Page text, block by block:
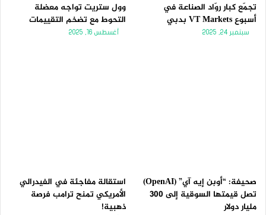
تجمّع كبار روّاد الصناعة في
أسبوع VT Markets بدبي
سبتمبر 24, 2025
وول ستريت تواجه معضلة
التحوط مع تضخم التقييمات
أغسطس 16, 2025
صحيفة: “أوبن إيه آي” (OpenAI)
تصل قيمتها السوقية إلى 300
مليار دولار
استقالة مفاجئة في الفيدرالي
الأمريكي تمنح ترامب فرصة
ذهبية!